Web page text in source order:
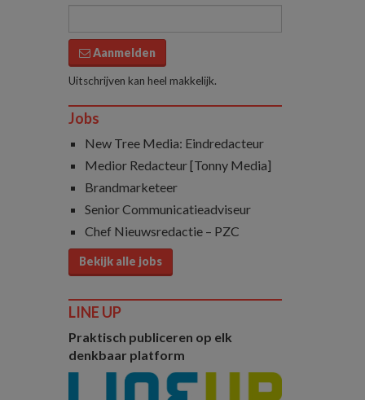
Aanmelden
Uitschrijven kan heel makkelijk.
Jobs
New Tree Media: Eindredacteur
Medior Redacteur [Tonny Media]
Brandmarketeer
Senior Communicatieadviseur
Chef Nieuwsredactie – PZC
Bekijk alle jobs
LINE UP
Praktisch publiceren op elk
denkbaar platform